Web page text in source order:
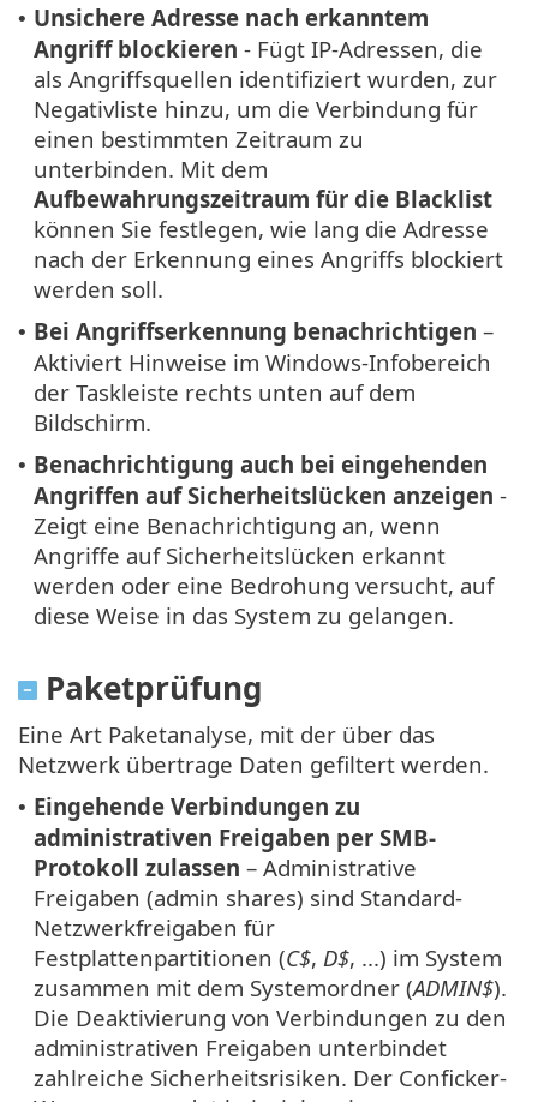
• Unsichere Adresse nach erkanntem
Angriff blockieren - Fügt IP-Adressen, die
als Angriffsquellen identifiziert wurden, zur
Negativliste hinzu, um die Verbindung für
einen bestimmten Zeitraum zu
unterbinden. Mit dem
Aufbewahrungszeitraum für die Blacklist
können Sie festlegen, wie lang die Adresse
nach der Erkennung eines Angriffs blockiert
werden soll.
• Bei Angriffserkennung benachrichtigen –
Aktiviert Hinweise im Windows-Infobereich
der Taskleiste rechts unten auf dem
Bildschirm.
• Benachrichtigung auch bei eingehenden
Angriffen auf Sicherheitslücken anzeigen -
Zeigt eine Benachrichtigung an, wenn
Angriffe auf Sicherheitslücken erkannt
werden oder eine Bedrohung versucht, auf
diese Weise in das System zu gelangen.
Paketprüfung
Eine Art Paketanalyse, mit der über das
Netzwerk übertrage Daten gefiltert werden.
• Eingehende Verbindungen zu
administrativen Freigaben per SMB-
Protokoll zulassen – Administrative
Freigaben (admin shares) sind Standard-
Netzwerkfreigaben für
Festplattenpartitionen (C$, D$, ...) im System
zusammen mit dem Systemordner (ADMIN$).
Die Deaktivierung von Verbindungen zu den
administrativen Freigaben unterbindet
zahlreiche Sicherheitsrisiken. Der Conficker-